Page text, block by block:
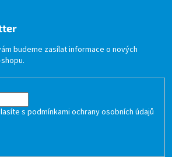
budeme zasílat informace o nových
s podmínkami ochrany osobních údajů